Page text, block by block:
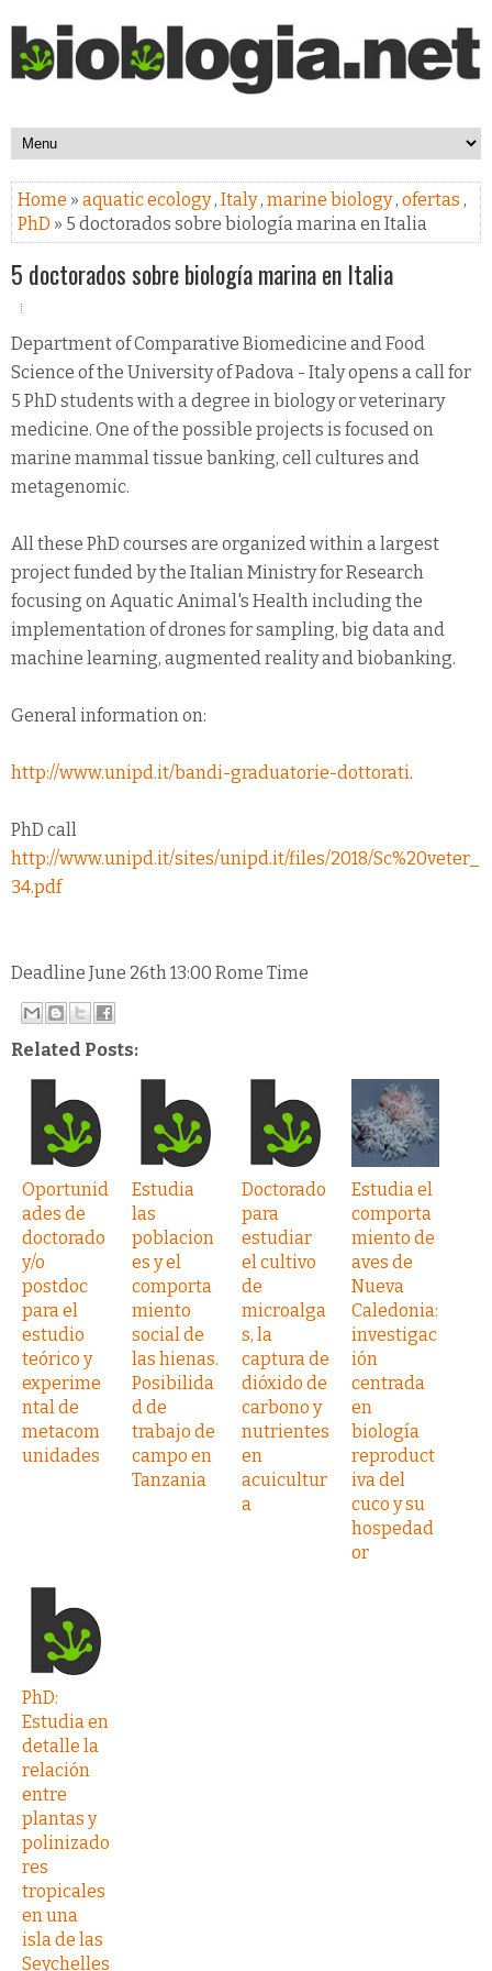
Home » aquatic ecology, Italy, marine biology, ofertas ,
PhD » 5 doctorados sobre biología marina en Italia
5 doctorados sobre biología marina en Italia
Department of Comparative Biomedicine and Food
Science of the University of Padova - Italy opens a call for
5 PhD students with a degree in biology or veterinary
medicine. One of the possible projects is focused on
marine mammal tissue banking, cell cultures and
metagenomic.
All these PhD courses are organized within a largest
project funded by the Italian Ministry for Research
focusing on Aquatic Animal's Health including the
implementation of drones for sampling, big data and
machine learning, augmented reality and biobanking.
General information on:
http://www.unipd.it/bandi-graduatorie-dottorati.
PhD call
http://www.unipd.it/sites/unipd.it/files/2018/Sc%20veter_
34.pdf
Deadline June 26th 13:00 Rome Time
Related Posts:
Oportunid
ades de
doctorado
y/o
postdoc
para el
estudio
teórico y
experime
ntal de
metacom
unidades
Estudia
las
poblacion
es y el
comporta
miento
social de
las hienas.
Posibilida
d de
trabajo de
campo en
Tanzania
Doctorado
para
estudiar
el cultivo
de
microalga
s, la
captura de
dióxido de
carbono y
nutrientes
en
acuicultur
a
Estudia el
comporta
miento de
aves de
Nueva
Caledonia:
investigac
ión
centrada
en
biología
reproduct
iva del
cuco y su
hospedad
or
PhD:
Estudia en
detalle la
relación
entre
plantas y
polinizado
res
tropicales
en una
isla de las
Seychelles